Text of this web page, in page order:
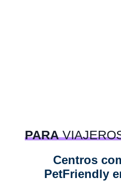
PARA
Centros
PetFriendly